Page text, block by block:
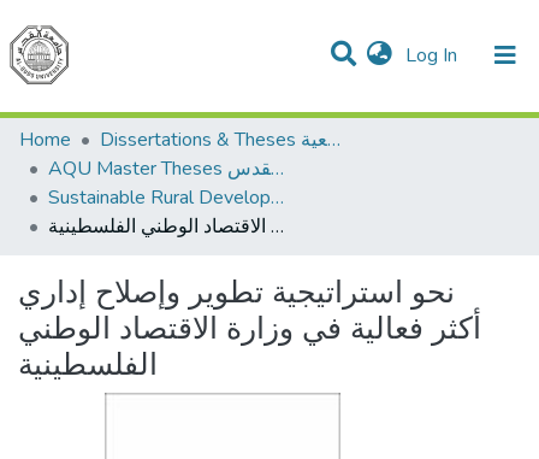
Log In (current)
Communities & Collections
All of DSpace
Home
Dissertations & Theses الرسائل الجامعية
AQU Master Theses الرسائل الجامعية الخاصة بجامعة القدس
Sustainable Rural Development التنمية الريفية المستدامة
نحو استراتيجية تطوير وإصلاح إداري أكثر فعالية في وزارة الاقتصاد الوطني الفلسطينية
نحو استراتيجية تطوير وإصلاح إداري
أكثر فعالية في وزارة الاقتصاد الوطني
الفلسطينية